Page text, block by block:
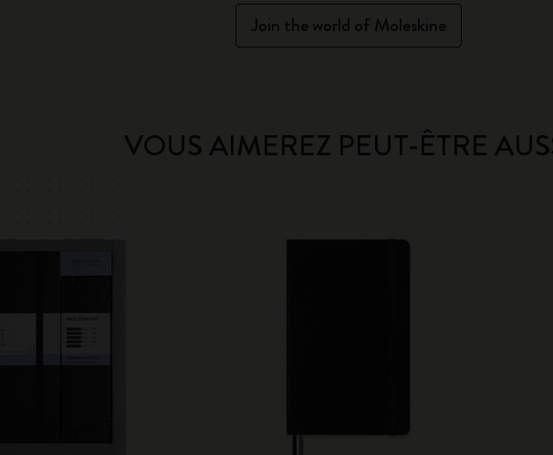
Join the world of Moleskine
VOUS AIMEREZ PEUT-ÊTRE